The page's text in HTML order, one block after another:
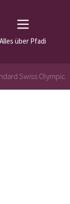
Alles über Pfadi
Swiss Olympic